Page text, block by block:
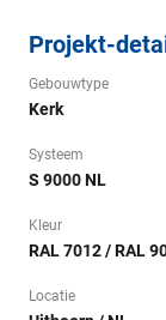
Projekt-
Gebouwtype
Kerk
Systeem
S 9000 NL
Kleur
RAL 7012 / RAL
Locatie